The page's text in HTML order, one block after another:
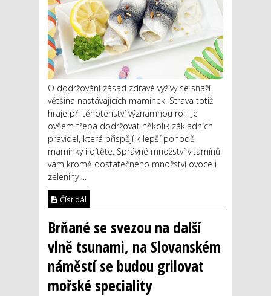
O dodržování zásad zdravé výživy se snaží
většina nastávajících maminek. Strava totiž
hraje při těhotenství významnou roli. Je
ovšem třeba dodržovat několik základních
pravidel, která přispějí k lepší pohodě
maminky i dítěte. Správné množství vitamínů
vám kromě dostatečného množství ovoce i
zeleniny ...
Číst dál
Brňané se svezou na další
vlně tsunami, na Slovanském
náměstí se budou grilovat
mořské speciality